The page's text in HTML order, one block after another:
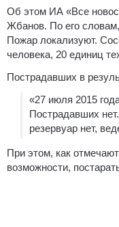
Об этом ИА «Все
Жбанов. По его
Пожар локализуют.
человека, 20 единиц
Пострадавших в
«27 июля 2015
Пострадавших
резервуар нет,
При этом, как
возможности,